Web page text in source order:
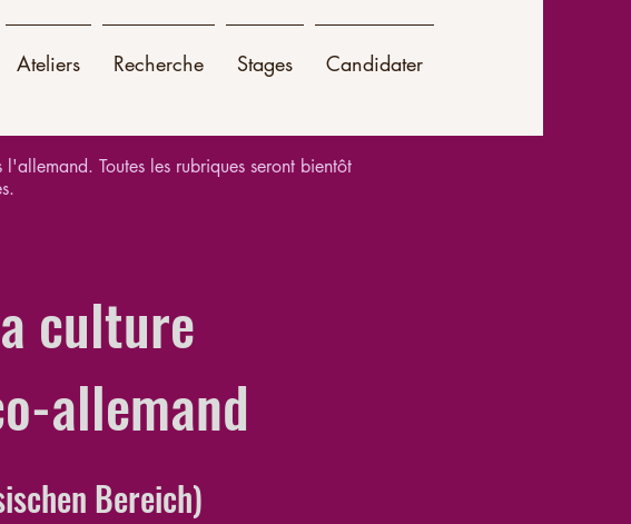
Ateliers Recherche Stages Candidater
Toutes les rubriques seront bientôt
culture
allemand
Bereich)